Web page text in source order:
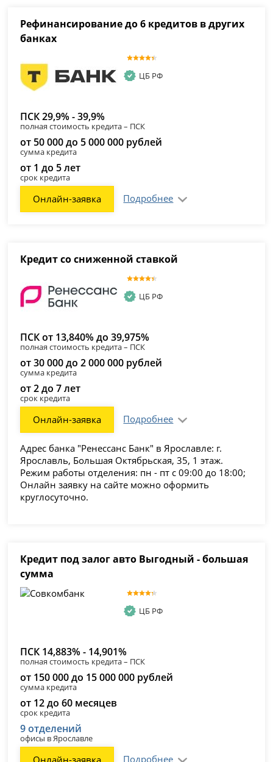
Рефинансирование до 6 кредитов в других
банках
ЦБ РФ
ПСК 29,9% - 39,9%
полная стоимость кредита – ПСК
от 50 000 до 5 000 000 рублей
сумма кредита
от 1 до 5 лет
срок кредита
Онлайн-заявка Подробнее
Кредит со сниженной ставкой
ЦБ РФ
ПСК от 13,840% до 39,975%
полная стоимость кредита – ПСК
от 30 000 до 2 000 000 рублей
сумма кредита
от 2 до 7 лет
срок кредита
Онлайн-заявка Подробнее
Адрес банка "Ренессанс Банк" в Ярославле: г.
Ярославль, Большая Октябрьская, 35, 1 этаж.
Режим работы отделения: пн - пт с 09:00 до 18:00;
Онлайн заявку на сайте можно оформить
круглосуточно.
Кредит под залог авто Выгодный - большая
сумма
ЦБ РФ
ПСК 14,883% - 14,901%
полная стоимость кредита – ПСК
от 150 000 до 15 000 000 рублей
сумма кредита
от 12 до 60 месяцев
срок кредита
9 отделений
офисы в Ярославле
Подробнее